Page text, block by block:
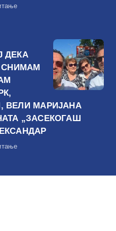
ДЕКА
СНИМАМ
ВЕЛИ МАРИЈАНА
„ЗАСЕКОГАШ